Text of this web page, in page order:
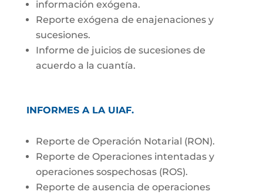
información exógena.
Reporte exógena de enajenaciones y
sucesiones.
Informe de juicios de sucesiones de
acuerdo a la cuantía.
INFORMES A LA UIAF.
Reporte de Operación Notarial (RON).
Reporte de Operaciones intentadas y
operaciones sospechosas (ROS).
Reporte de ausencia de operaciones